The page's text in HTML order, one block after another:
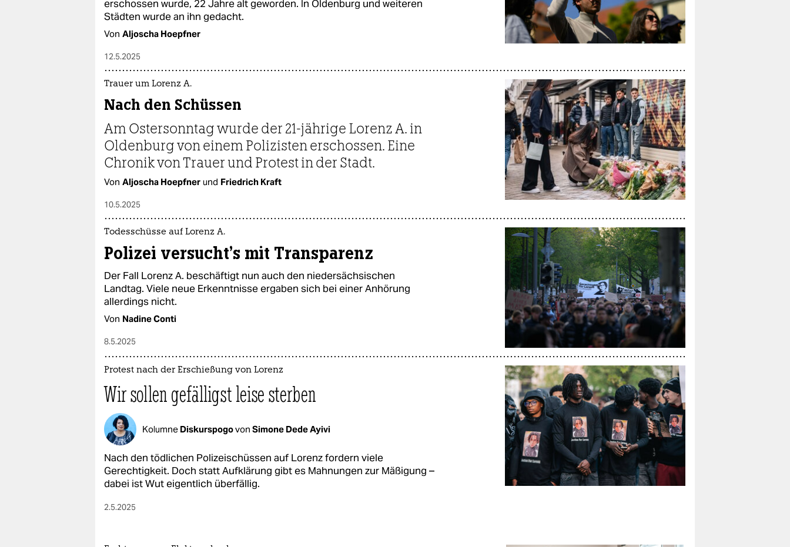
erschossen wurde, 22 Jahre alt geworden. In Oldenburg und weiteren
Städten wurde an ihn gedacht.
Von Aljoscha Hoepfner
12.5.2025
Trauer um Lorenz A.
Nach den Schüssen
Am Ostersonntag wurde der 21-jährige Lorenz A. in
Oldenburg von einem Polizisten erschossen. Eine
Chronik von Trauer und Protest in der Stadt.
Von Aljoscha Hoepfner und Friedrich Kraft
10.5.2025
Todesschüsse auf Lorenz A.
Polizei versucht's mit Transparenz
Der Fall Lorenz A. beschäftigt nun auch den niedersächsischen
Landtag. Viele neue Erkenntnisse ergaben sich bei einer Anhörung
allerdings nicht.
Von Nadine Conti
8.5.2025
Protest nach der Erschießung von Lorenz
Wir sollen gefälligst leise sterben
Kolumne Diskurspogovon Simone Dede Ayivi
Nach den tödlichen Polizeischüssen auf Lorenz fordern viele
Gerechtigkeit. Doch statt Aufklärung gibt es Mahnungen zur Mäßigung –
dabei ist Wut eigentlich überfällig.
2.5.2025